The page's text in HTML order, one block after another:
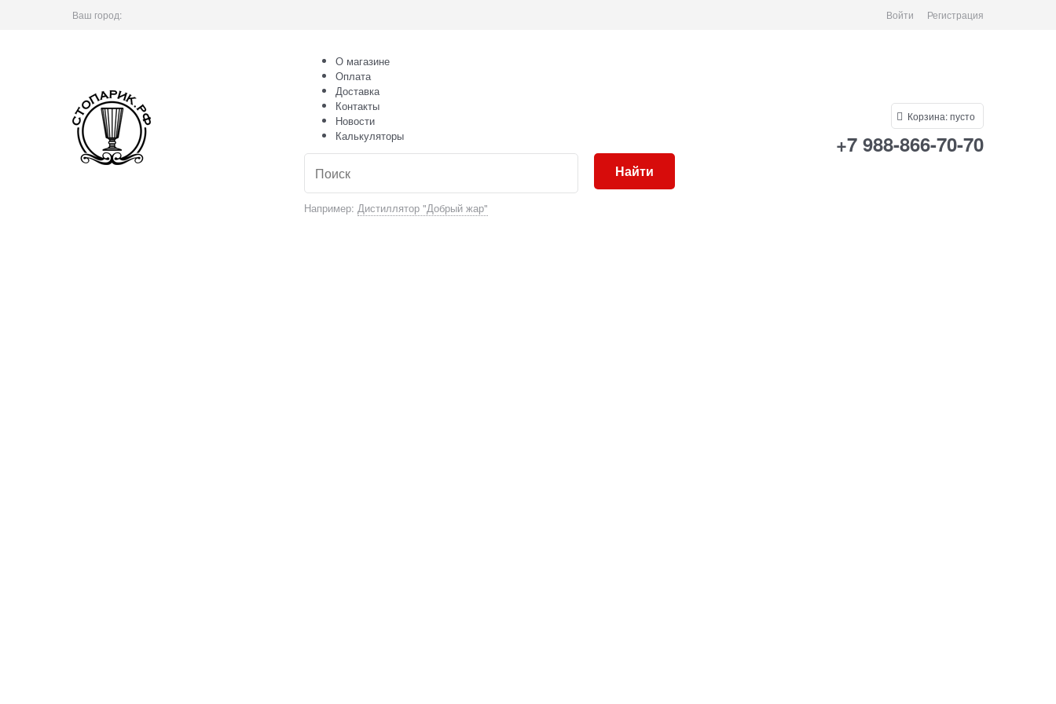
Ваш город: Войти Регистрация
О магазине
Оплата
Доставка
Контакты
Новости
Калькуляторы
Например: Дистиллятор "Добрый жар"
Найти
Корзина:пусто
+7 988-866-70-70